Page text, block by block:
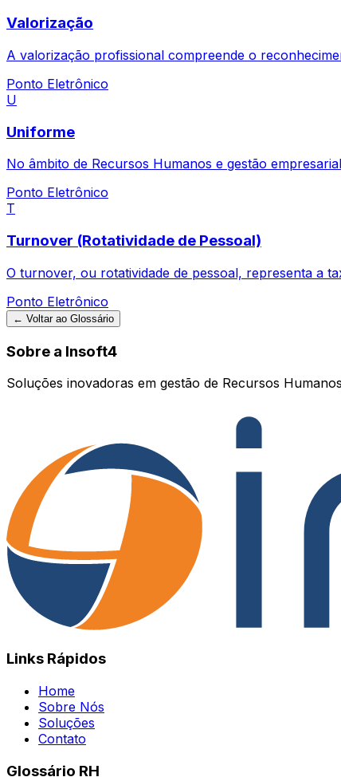
Valorização
A valorização profissional compreende o
Ponto Eletrônico
U
Uniforme
No âmbito de Recursos Humanos e gestão
Ponto Eletrônico
T
Turnover (Rotatividade de Pessoal)
O turnover, ou rotatividade de pessoal, representa a
Ponto Eletrônico
← Voltar ao Glossário
Sobre a Insoft4
Soluções inovadoras em gestão de Recursos
Links Rápidos
Home
Sobre Nós
Soluções
Contato
Glossário RH